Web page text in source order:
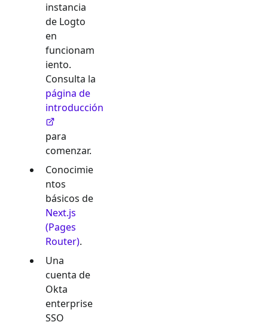
instancia
de Logto
en
funcionam
iento.
Consulta la
página de
introducción
para
comenzar.
Conocimie
ntos
básicos de
Next.js
(Pages
Router).
Una
cuenta de
Okta
enterprise
SSO